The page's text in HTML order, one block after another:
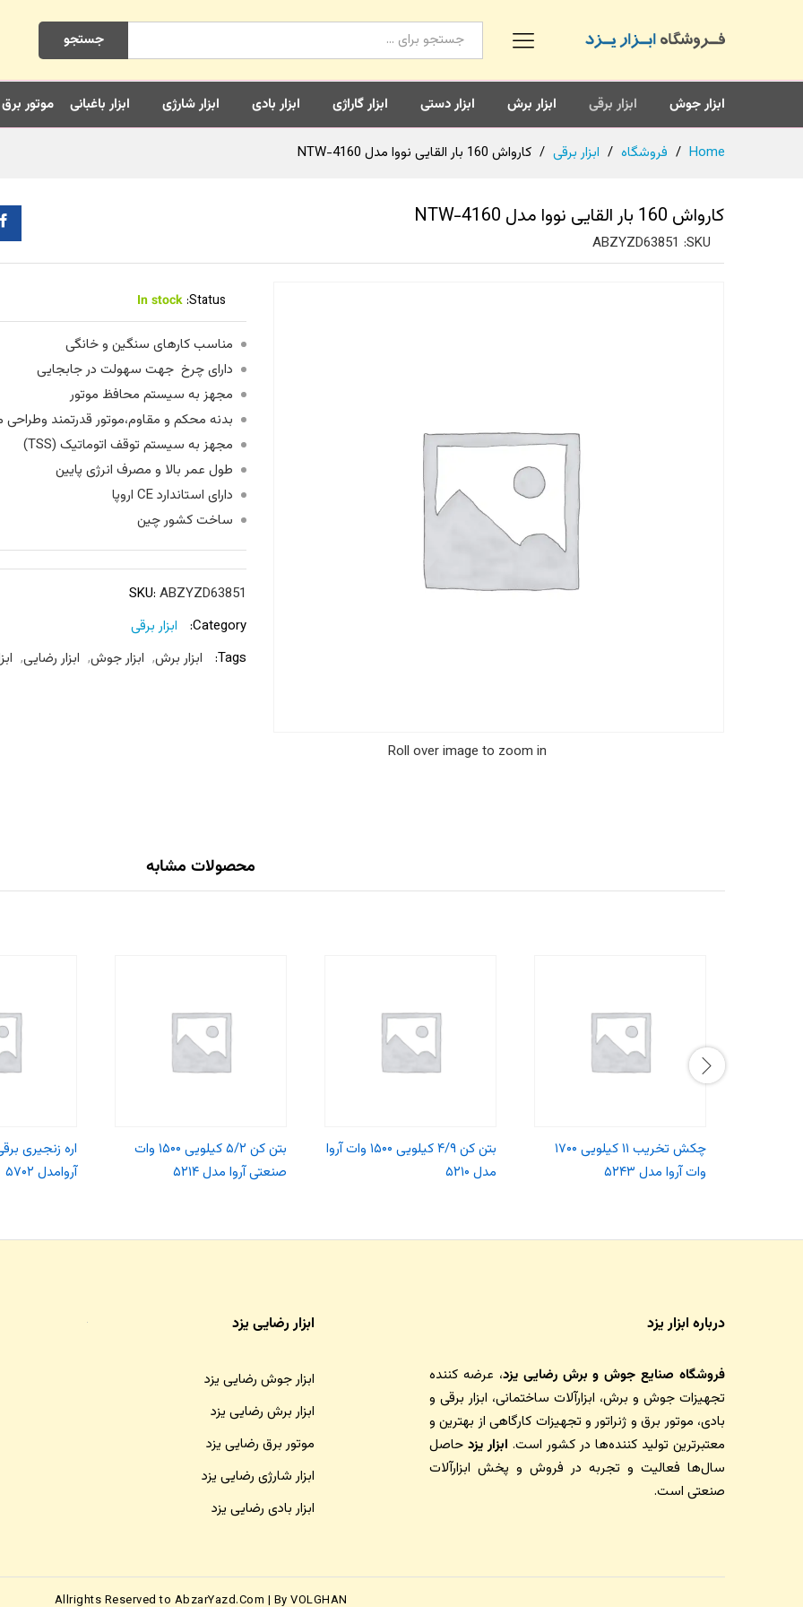
همه محصولات جستجو
ابزار جوش ابزار برقی ابزار برش ابزار دستی ابزار گاراژی ابزار بادی ابزار شارژی ابزار باغبانی موتور برق
Home
/ فروشگاه / ابزار برقی / کارواش 160 بار القایی نووا مدل NTW-4160
کارواش 160 بار القایی نووا مدل NTW-4160
SKU:
ABZYZD63851
Roll over image to zoom in
Status:
In stock
مناسب کارهای سنگین و خانگی
دارای چرخ جهت سهولت در جابجایی
مجهز به سیستم محافظ موتور
بدنه محکم و مقاوم،موتور قدرتمند
مجهز به سیستم توقف اتوماتیک (TSS)
طول عمر بالا و مصرف انرژی پایین
دارای استاندارد CE اروپا
ساخت کشور چین
SKU:ABZYZD63851
Category:
ابزار برقی
Tags:
ابزار برش, ابزار جوش, ابزار رضایی,
محصولات مشابه
چکش تخریب ۱۱ کیلویی ۱۷۰۰
وات آروا مدل ۵۲۴۳
بتن کن ۴/۹ کیلویی ۱۵۰۰ وات آروا
مدل ۵۲۱۰
بتن کن ۵/۲ کیلویی ۱۵۰۰ وات
صنعتی آروا مدل ۵۲۱۴
آروامدل ۵۷۰۲
درباره ابزار یزد
فروشگاه صنایع جوش و برش رضایی یزد، عرضه کننده
تجهیزات جوش و برش، ابزارآلات ساختمانی، ابزار برقی و
بادی، موتور برق و ژنراتور و تجهیزات کارگاهی از بهترین و
معتبرترین تولید کننده‌ها در کشور است. ابزار یزد حاصل
سال‌ها فعالیت و تجربه در فروش و پخش ابزارآلات
صنعتی است.
ابزار رضایی یزد
ابزار جوش رضایی یزد
ابزار برش رضایی یزد
موتور برق رضایی یزد
ابزار شارژی رضایی یزد
ابزار بادی رضایی یزد
Allrights Reserved to AbzarYazd.Com | By VOLGHAN